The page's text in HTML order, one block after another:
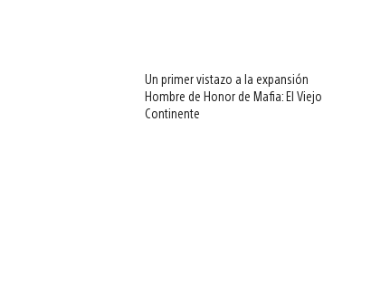
Un primer vistazo a la expansión
Hombre de Honor de Mafia: El Viejo
Continente